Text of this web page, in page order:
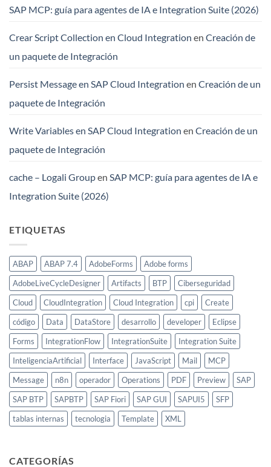
SAP MCP: guía para agentes de IA e Integration Suite (2026)
Crear Script Collection en Cloud Integration en Creación de
un paquete de Integración
Persist Message en SAP Cloud Integration en Creación de un
paquete de Integración
Write Variables en SAP Cloud Integration en Creación de un
paquete de Integración
cache – Logali Groupen SAP MCP: guía para agentes de IA e
Integration Suite (2026)
ETIQUETAS
ABAP ABAP 7.4 AdobeForms
Adobe forms
AdobeLiveCycleDesigner
Artifacts BTP
Ciberseguridad
Cloud
CloudIntegration Cloud Integration cpi
Create
código
Data DataStore desarrollo developer
Eclipse
Forms
IntegrationFlow IntegrationSuite
Integration Suite
InteligenciaArtificial
Interface JavaScript Mail
MCP
Message
n8n operador Operations PDF Preview
SAP
SAP BTP
SAPBTP SAP Fiori SAP GUI SAPUI5
SFP
tablas internas
tecnologia Template XML
CATEGORÍAS